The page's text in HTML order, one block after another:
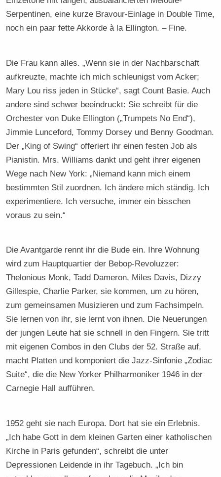
Serpentinen, eine kurze Bravour-Einlage in Double Time,
noch ein paar fette Akkorde à la Ellington. – Fine.
Die Frau kann alles. „Wenn sie in der Nachbarschaft
aufkreuzte, machte ich mich schleunigst vom Acker;
Mary Lou riss jeden in Stücke“, sagt Count Basie. Auch
andere sind schwer beeindruckt: Sie schreibt für die
Orchester von Duke Ellington („Trumpets No End“),
Jimmie Lunceford, Tommy Dorsey und Benny Goodman.
Der „King of Swing“ offeriert ihr einen festen Job als
Pianistin. Mrs. Williams dankt und geht ihrer eigenen
Wege nach New York: „Niemand kann mich einem
bestimmten Stil zuordnen. Ich ändere mich ständig. Ich
experimentiere. Ich versuche, immer ein bisschen
voraus zu sein.“
Die Avantgarde rennt ihr die Bude ein. Ihre Wohnung
wird zum Hauptquartier der Bebop-Revoluzzer:
Thelonious Monk, Tadd Dameron, Miles Davis, Dizzy
Gillespie, Charlie Parker, sie kommen, um zu hören,
zum gemeinsamen Musizieren und zum Fachsimpeln.
Sie lernen von ihr, sie lernt von ihnen. Die Neuerungen
der jungen Leute hat sie schnell in den Fingern. Sie tritt
mit eigenen Combos in den Clubs der 52. Straße auf,
macht Platten und komponiert die Jazz-Sinfonie „Zodiac
Suite“, die die New Yorker Philharmoniker 1946 in der
Carnegie Hall aufführen.
1952 geht sie nach Europa. Dort hat sie ein Erlebnis.
„Ich habe Gott in dem kleinen Garten einer katholischen
Kirche in Paris gefunden“, schreibt die unter
Depressionen Leidende in ihr Tagebuch. „Ich bin